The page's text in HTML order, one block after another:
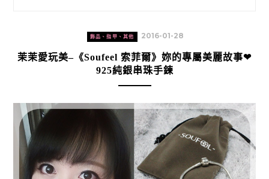
飾品、指甲、其他 2016-01-28
茉茉愛玩美–《Soufeel 索菲爾》妳的專屬美麗故事❤
925純銀串珠手鍊